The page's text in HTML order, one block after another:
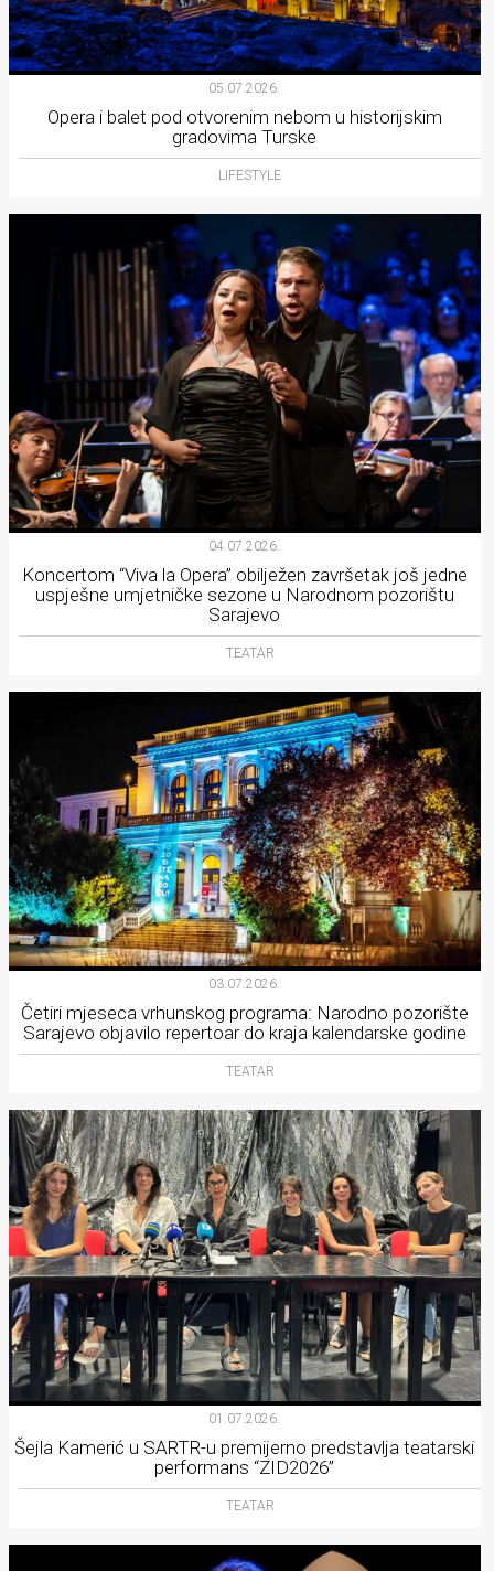
05.07.2026.
Opera i balet pod otvorenim nebom u historijskim
gradovima Turske
LIFESTYLE
04.07.2026.
Koncertom “Viva la Opera” obilježen završetak još jedne
uspješne umjetničke sezone u Narodnom pozorištu
Sarajevo
TEATAR
03.07.2026.
Četiri mjeseca vrhunskog programa: Narodno pozorište
Sarajevo objavilo repertoar do kraja kalendarske godine
TEATAR
01.07.2026.
Šejla Kamerić u SARTR-u premijerno predstavlja teatarski
performans “ZID2026”
TEATAR